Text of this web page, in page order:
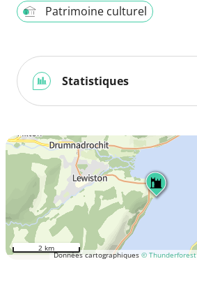
Patrimoine culturel
Statistiques
Données cartographiques © Thunderforest
2 km